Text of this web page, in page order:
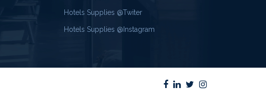
Hotels Supplies @Twiter
Hotels Supplies @Instagram